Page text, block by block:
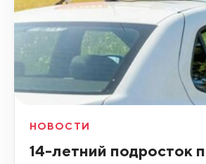
НОВОСТИ
14-летний подросток